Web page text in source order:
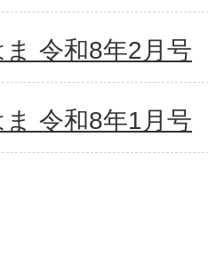
ま 令和8年2月号
ま 令和8年1月号